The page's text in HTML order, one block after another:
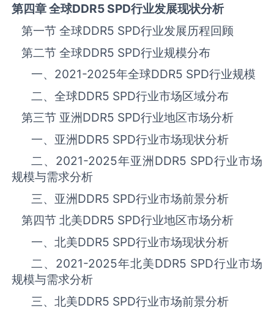
第四章 全球DDR5 SPD行业发展现状分析
第一节 全球DDR5 SPD‌‌‌行业发展历程回顾
第二节 全球DDR5 SPD‌‌‌行业规模分布
一、 2021-2025年全球DDR5 SPD‌‌‌行业规模
二、全球DDR5 SPD‌‌‌行业市场区域分布
第三节 亚洲DDR5 SPD‌‌‌行业地区市场分析
一、亚洲DDR5 SPD‌‌‌行业市场现状分析
二、 2021-2025年亚洲DDR5 SPD‌‌‌行业市场
规模与需求分析
三、亚洲DDR5 SPD‌‌‌行业市场前景分析
第四节 北美DDR5 SPD‌‌‌行业地区市场分析
一、北美DDR5 SPD‌‌‌行业市场现状分析
二、 2021-2025年北美DDR5 SPD‌‌‌行业市场
规模与需求分析
三、北美DDR5 SPD‌‌‌行业市场前景分析